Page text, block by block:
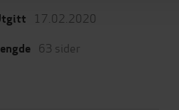
17.02.2020
63 sider